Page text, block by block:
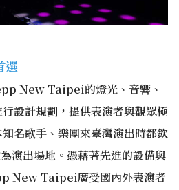
選
New Taipei的燈光、音響、
設計規劃，提供表演者與觀眾極
名歌手、樂團來臺灣演出時都欽
出場地。憑藉著先進的設備與
New Taipei廣受國內外表演者